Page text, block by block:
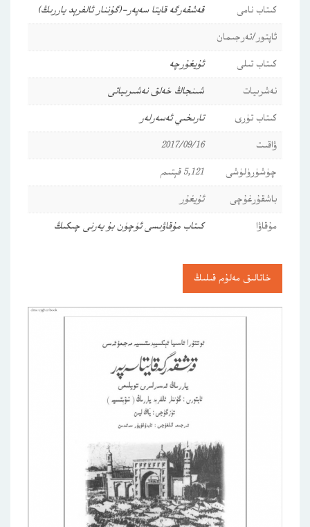
كىتاب نامى
قەشقەرگە قايتا سەپەر-(گۇننار ئالفرېد ياررىڭ)
ئاپتور/تەرجىمان
كىتاب تىلى
ئۇيغۇرچە
نەشرىيات
شىنجاڭ خەلق نەشىرىياتى
كىتاب تۈرى
تارىخىي ئەسەرلەر
ۋاقىت
2017/09/16
چۈشۈرۈلۈشى
5,121 قېتىم
باشقۇرغۇچى
ئۇيغۇر
مۇقاۋا
كىتاب مۇقاۋىسى ئۈچۈن بۇ يەرنى چىكىڭ
خاتالىق مەلۇم قىلىڭ